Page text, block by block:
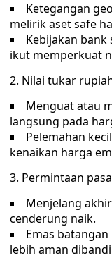
Ketegangan
melirik aset safe
Kebijakan
ikut memperkuat
2. Nilai tukar
Menguat atau
langsung pada
Pelemahan
kenaikan harga
3. Permintaan
Menjelang
cenderung naik.
Emas
lebih aman